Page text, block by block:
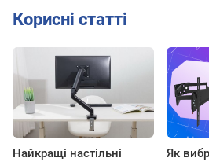
Корисні статті
Найкращі настільні
Як